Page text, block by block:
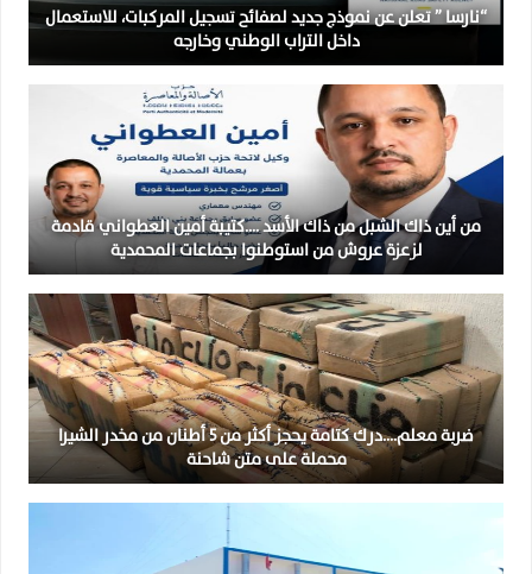
“نارسا ” تعلن عن نموذج جديد لصفائح تسجيل المركبات، للاستعمال
داخل التراب الوطني وخارجه
من أين ذاك الشبل من ذاك الأسد ….كتيبة أمين العطواني قادمة
لزعزة عروش من استوطنوا بجماعات المحمدية
ضربة معلم….درك كتامة يحجز أكثر من 5 أطنان من مخدر الشيرا
محملة على متن شاحنة